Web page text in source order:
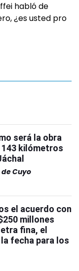
habló de
¿es usted pro
será la obra
kilómetros
Cuyo
el acuerdo con
millones
fina, el
fecha para los